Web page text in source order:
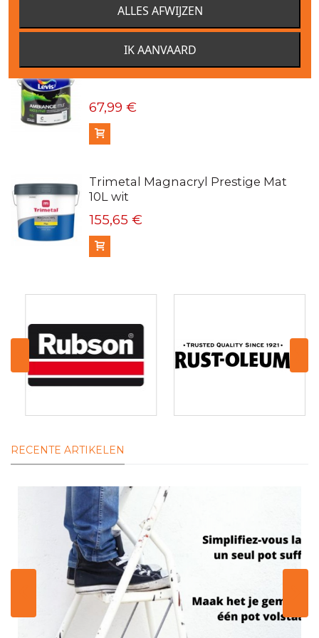
Levis Ambiance mur extra mat verf
67,99 €
Trimetal Magnacryl Prestige Mat
10L wit
155,65 €
RECENTE ARTIKELEN
ALLES AFWIJZEN
IK AANVAARD